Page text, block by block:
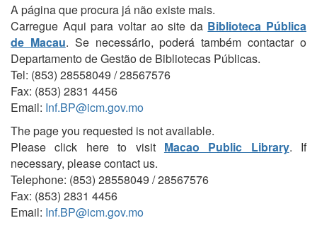
A página que procura já não existe mais.
Carregue Aqui para voltar ao site da Biblioteca Pública
de Macau. Se necessário, poderá também contactar o
Departamento de Gestão de Bibliotecas Públicas.
Tel: (853) 28558049 / 28567576
Fax: (853) 2831 4456
Email: Inf.BP@icm.gov.mo
The page you requested is not available.
Please click here to visit Macao Public Library. If
necessary, please contact us.
Telephone: (853) 28558049 / 28567576
Fax: (853) 2831 4456
Email: Inf.BP@icm.gov.mo